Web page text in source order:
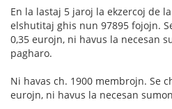
En la lastaj 5 jaroj la ekzercoj de la
elshutitaj ghis nun 97895 fojojn.
0,35 eurojn, ni havus la necesan
pagharo.
Ni havas ch. 1900 membrojn. Se
eurojn, ni havus la necesan